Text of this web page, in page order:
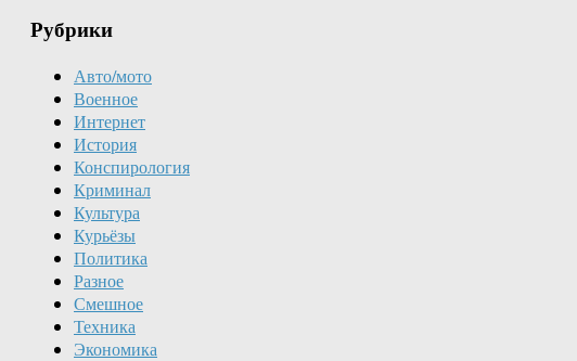
Рубрики
Авто/мото
Военное
Интернет
История
Конспирология
Криминал
Культура
Курьёзы
Политика
Разное
Смешное
Техника
Экономика